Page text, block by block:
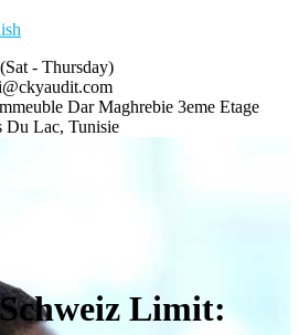
(Sat - Thursday)
Dar Maghrebie 3eme Etage
Du Lac, Tunisie
Limit: